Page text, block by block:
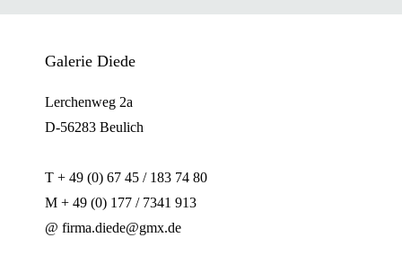
Galerie Diede
Lerchenweg 2a
D-56283 Beulich
T + 49 (0) 67 45 / 183 74 80
M + 49 (0) 177 / 7341 913
@ firma.diede@gmx.de